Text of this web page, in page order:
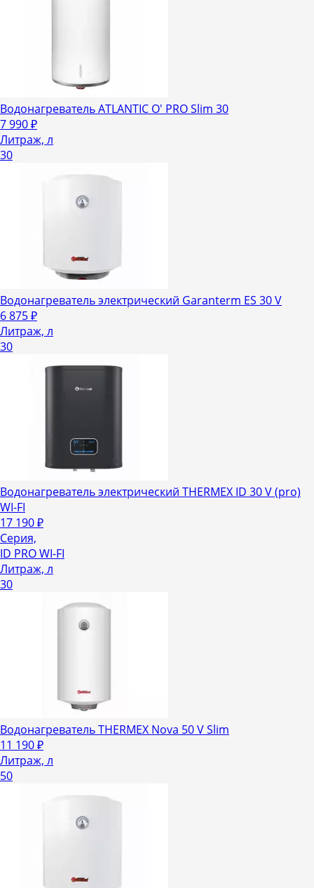
Водонагреватель ATLANTIC O' PRO Slim 30
7 990₽
Литраж, л
30
Водонагреватель электрический Garanterm ES 30 V
6 875₽
Литраж, л
30
Водонагреватель электрический THERMEX ID 30 V (pro)
WI-FI
17 190₽
Серия,
ID PRO WI-FI
Литраж, л
30
Водонагреватель THERMEX Nova 50 V Slim
11 190₽
Литраж, л
50